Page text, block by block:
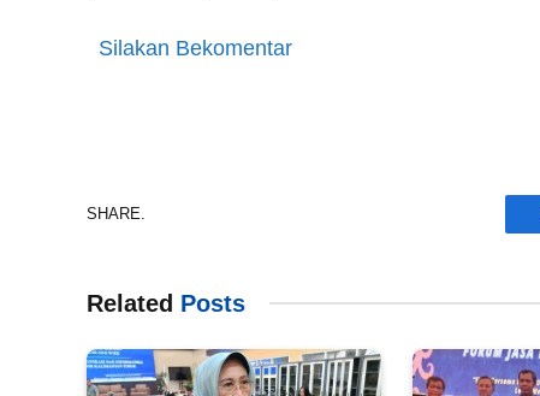
Silakan Bekomentar
SHARE.
Related Posts